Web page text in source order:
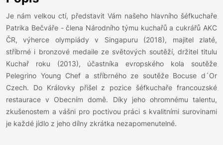
Je nám velkou ctí, představit Vám našeho hlavního šéfkuchaře
Patrika Bečváře - člena Národního týmu kuchařů a cukrářů AKC
ČR, výherce olympiády v Singapuru (2018), majitel zlaté,
stříbrné i bronzové medaile ze světových soutěží, držitel titulu
Kuchař roku (2013), účastníka evropského kola soutěže
Pelegrino Young Chef a stříbrného ze soutěže Bocuse d´Or
Czech. Do Královky přišel z pozice šéfkuchaře francouzské
restaurace v Obecním domě. Díky jeho ohromnému talentu,
zkušenostem a vášni pro poctivou práci s kvalitními surovinami
je každé jídlo z jeho dílny zkrátka nezapomenutelné.